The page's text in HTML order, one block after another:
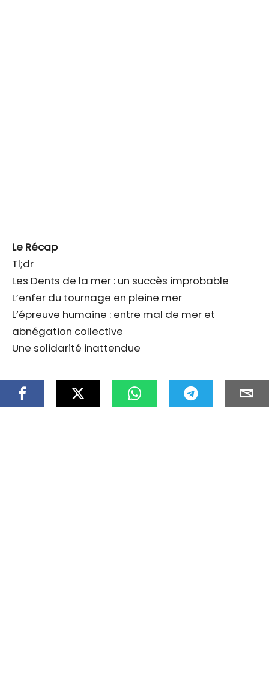
Le Récap
Tl;dr
Les Dents de la mer : un succès improbable
L’enfer du tournage en pleine mer
L’épreuve humaine : entre mal de mer et
abnégation collective
Une solidarité inattendue